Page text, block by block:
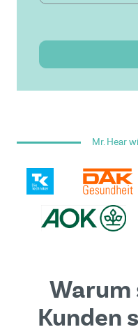
Dieses Formular ist
gelten die Google
Nutzungsbedingungen
Mr. Hear
Warum
Kunden